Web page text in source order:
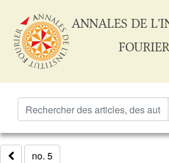
ANNALES DE
FOURIER
no. 5